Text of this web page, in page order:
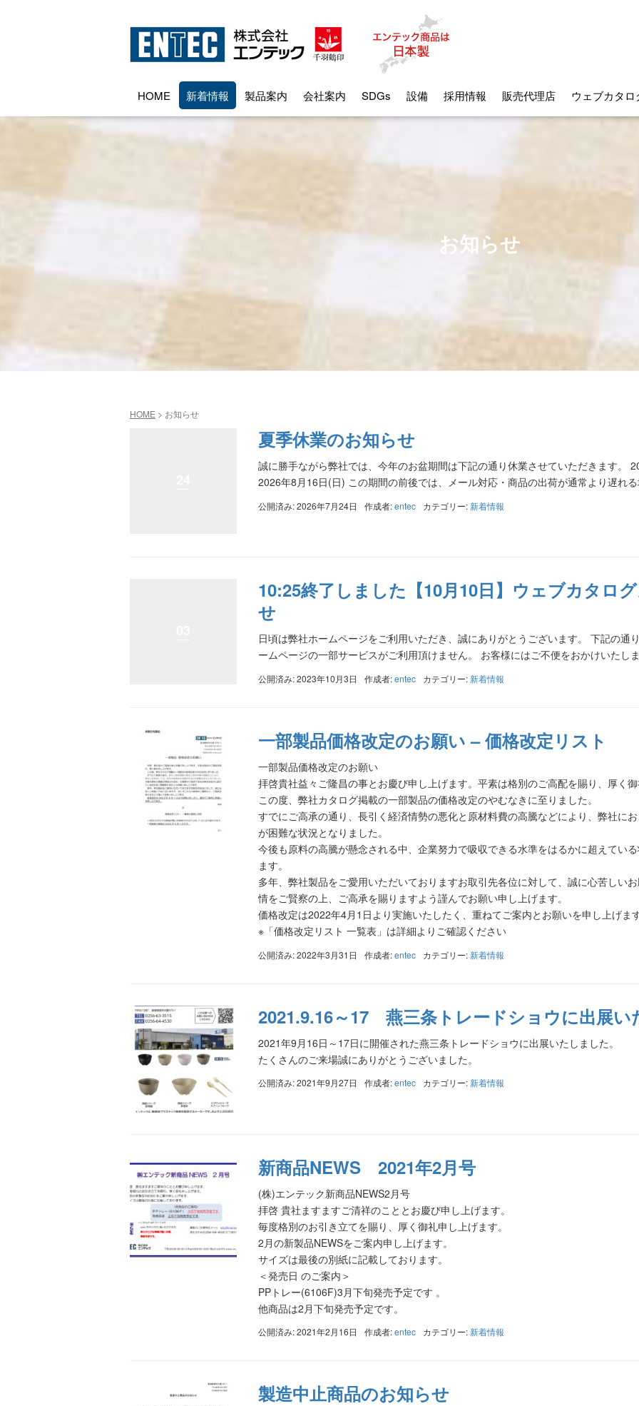
HOME 新着情報 製品案内 会社案内 SDGs 設備 採用情報 販売代理店 ウェブカタロ
お知らせ
HOME > お知らせ
夏季休業のお知らせ
誠に勝手ながら弊社では、今年のお盆期間は下記の通り休業させていただきます。
2026年8月16日(日) この期間の前後では、メール対応・商品の出荷が通常より遅れ
公開済み: 2026年7月24日 作成者:entec カテゴリー:新着情報
10:25終了しました【10月10日】ウェブカタロ
せ
日頃は弊社ホームページをご利用いただき、誠にありがとうございます。 下記の通
ームページの一部サービスがご利用頂けません。 お客様にはご不便をおかけいた
公開済み: 2023年10月3日 作成者:entec カテゴリー:新着情報
一部製品価格改定のお願い – 価格改定リスト
一部製品価格改定のお願い
拝啓貴社益々ご隆昌の事とお慶び申し上げます。平素は格別のご高配を賜り、厚く御
この度、弊社カタログ掲載の一部製品の価格改定のやむなきに至りました。
すでにご高承の通り、長引く経済情勢の悪化と原材料費の高騰などにより、弊社に
が困難な状況となりました。
今後も原料の高騰が懸念される中、企業努力で吸収できる水準をはるかに超えてい
ます。
多年、弊社製品をご愛用いただいておりますお取引先各位に対して、誠に心苦しい
情をご賢察の上、ご高承を賜りますよう謹んでお願い申し上げます。
価格改定は2022年4月1日より実施いたしたく、重ねてご案内とお願いを申し上げます
※「価格改定リスト 一覧表」は詳細よりご確認ください
公開済み: 2022年3月31日 作成者:entec カテゴリー:新着情報
2021.9.16～17 燕三条トレードショウに出展い
2021年9月16日～17日に開催された燕三条トレードショウに出展いたしました。
たくさんのご来場誠にありがとうございました。
公開済み: 2021年9月27日 作成者:entec カテゴリー:新着情報
新商品NEWS 2021年2月号
(株)エンテック新商品NEWS2月号
拝啓 貴社ますますご清祥のこととお慶び申し上げます。
毎度格別のお引き立てを賜り、厚く御礼申し上げます。
2月の新製品NEWSをご案内申し上げます。
サイズは最後の別紙に記載しております。
＜発売日 のご案内＞
PPトレー(6106F)3月下旬発売予定です 。
他商品は2月下旬発売予定です。
公開済み: 2021年2月16日 作成者:entec カテゴリー:新着情報
製造中止商品のお知らせ